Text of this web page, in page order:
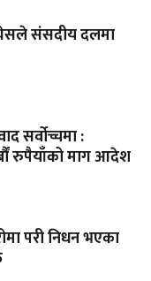
संसदीय दलमा
सर्वोच्चमा :
रुपैयाँको माग आदेश
परी निधन भएका